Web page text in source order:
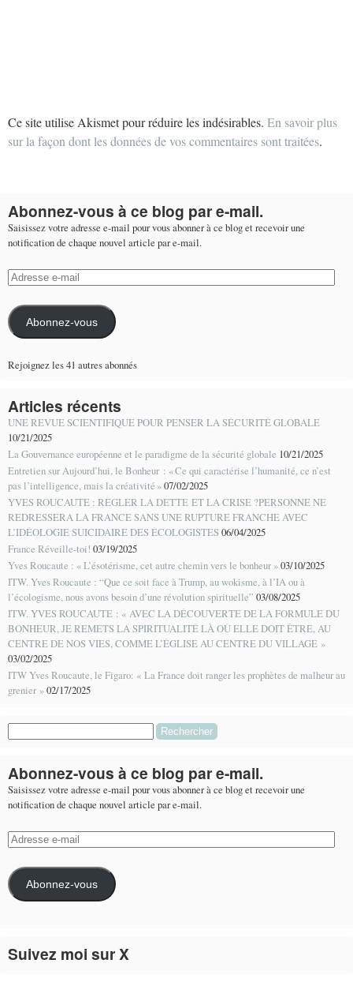
Ce site utilise Akismet pour réduire les indésirables. En savoir plus
sur la façon dont les données de vos commentaires sont traitées.
Abonnez-vous à ce blog par e-mail.
Saisissez votre adresse e-mail pour vous abonner à ce blog et recevoir une
notification de chaque nouvel article par e-mail.
Adresse
e-
mail
Abonnez-vous
Rejoignez les 41 autres abonnés
Articles récents
UNE REVUE SCIENTIFIQUE POUR PENSER LA SÉCURITÉ GLOBALE
10/21/2025
La Gouvernance européenne et le paradigme de la sécurité globale 10/21/2025
Entretien sur Aujourd’hui, le Bonheur : « Ce qui caractérise l’humanité, ce n’est
pas l’intelligence, mais la créativité »07/02/2025
YVES ROUCAUTE : REGLER LA DETTE ET LA CRISE ?PERSONNE NE
REDRESSERA LA FRANCE SANS UNE RUPTURE FRANCHE AVEC
L’IDÉOLOGIE SUICIDAIRE DES ÉCOLOGISTES06/04/2025
France Réveille-toi! 03/19/2025
Yves Roucaute : « L’ésotérisme, cet autre chemin vers le bonheur »03/10/2025
ITW. Yves Roucaute : “Que ce soit face à Trump, au wokisme, à l’IA ou à
l’écologisme, nous avons besoin d’une révolution spirituelle” 03/08/2025
ITW. YVES ROUCAUTE : « AVEC LA DÉCOUVERTE DE LA FORMULE DU
BONHEUR, JE REMETS LA SPIRITUALITÉ LÀ OÙ ELLE DOIT ÊTRE, AU
CENTRE DE NOS VIES, COMME L’ÉGLISE AU CENTRE DU VILLAGE »
03/02/2025
ITW Yves Roucaute, le Figaro: « La France doit ranger les prophètes de malheur au
grenier »02/17/2025
Abonnez-vous à ce blog par e-mail.
Saisissez votre adresse e-mail pour vous abonner à ce blog et recevoir une
notification de chaque nouvel article par e-mail.
Adresse
mail
Abonnez-vous
Suivez moi sur X